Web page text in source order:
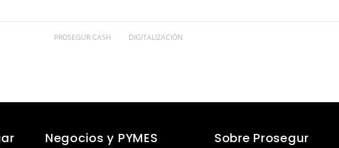
PROSEGUR CASH DIGITALIZACIÓN
Negocios y PYMES Sobre Prosegur